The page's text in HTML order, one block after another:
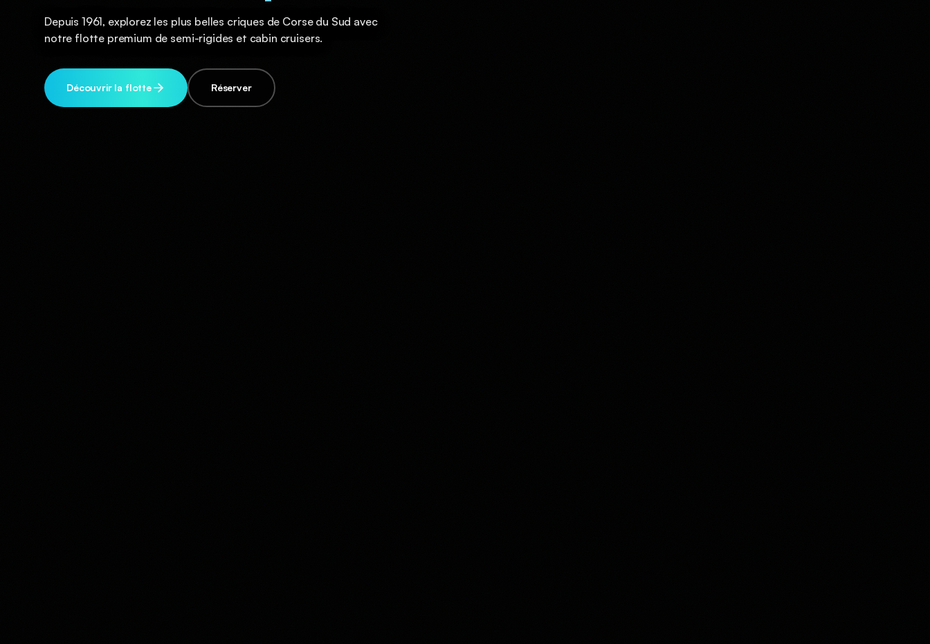
Depuis 1961, explorez les plus belles criques de Corse du Sud avec
notre flotte premium de semi-rigides et cabin cruisers.
Découvrir la flotte Réserver